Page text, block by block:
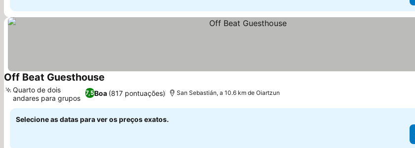
Off Beat Guesthouse
7,5Boa (817 pontuações)
Quarto de dois
andares para grupos
San Sebastián, a 10.6 km de Oiartzun
Selecione as datas para ver os preços exatos.